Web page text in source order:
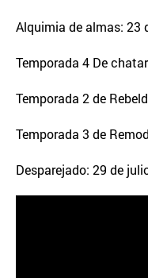
Alquimia de almas: 23
Temporada 4 De
Temporada 2 de
Temporada 3 de
Desparejado: 29 de